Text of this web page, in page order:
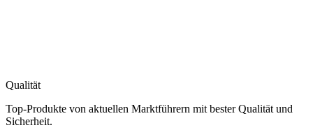
Qualität
Top-Produkte von aktuellen Marktführern mit bester Qualität und
Sicherheit.